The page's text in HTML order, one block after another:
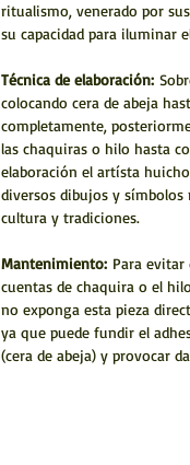
ritualismo, venerado por
su capacidad para iluminar
Técnica de elaboración:
colocando cera de abeja
completamente,
las chaquiras o hilo hasta
elaboración el artísta
diversos dibujos y símbolos
cultura y tradiciones.
Mantenimiento: Para
cuentas de chaquira o el
no exponga esta pieza
ya que puede fundir el
(cera de abeja) y provocar